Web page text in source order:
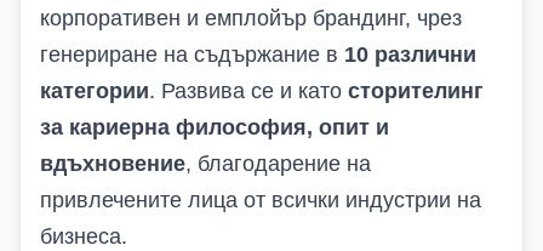
корпоративен и емплойър брандинг, чрез
генериране на съдържание в 10 различни
категории. Развива се и като сторителинг
за кариерна философия, опит и
вдъхновение, благодарение на
привлечените лица от всички индустрии на
бизнеса.